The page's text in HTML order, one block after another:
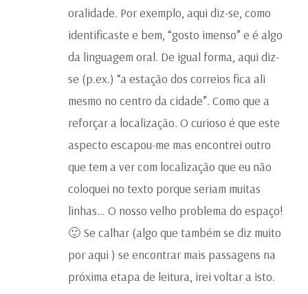
oralidade. Por exemplo, aqui diz-se, como
identificaste e bem, “gosto imenso” e é algo
da linguagem oral. De igual forma, aqui diz-
se (p.ex.) “a estação dos correios fica ali
mesmo no centro da cidade”. Como que a
reforçar a localização. O curioso é que este
aspecto escapou-me mas encontrei outro
que tem a ver com localização que eu não
coloquei no texto porque seriam muitas
linhas… O nosso velho problema do espaço!
🙂 Se calhar (algo que também se diz muito
por aqui ) se encontrar mais passagens na
próxima etapa de leitura, irei voltar a isto.